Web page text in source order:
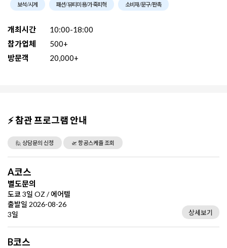
보석/시계 패션/뷰티미용/가죽피혁 소비재/문구/판촉
개최시간
10:00-18:00
참가업체
500+
방문객
20,000+
⚡ 참관 프로그램 안내
🙋 상담문의 신청 🛫 항공스케쥴 조회
A코스
별도문의
도쿄 3일 OZ / 에어텔
출발일 2026-08-26
3일
상세보기
B코스